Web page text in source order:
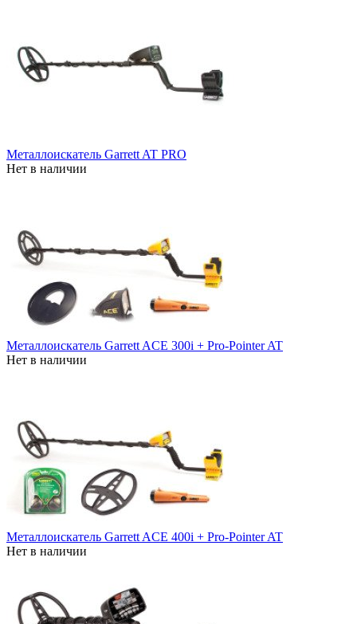
Металлоискатель Garrett AT PRO
Нет в наличии
Металлоискатель Garrett ACE 300i + Pro-Pointer AT
Нет в наличии
Металлоискатель Garrett ACE 400i + Pro-Pointer AT
Нет в наличии